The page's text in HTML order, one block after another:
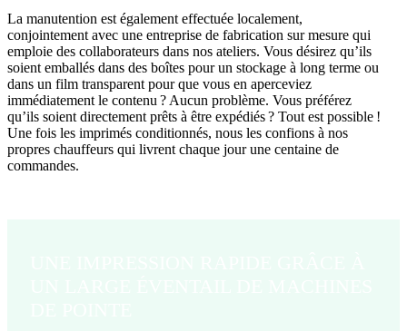
La manutention est également effectuée localement,
conjointement avec une entreprise de fabrication sur mesure qui
emploie des collaborateurs dans nos ateliers. Vous désirez qu’ils
soient emballés dans des boîtes pour un stockage à long terme ou
dans un film transparent pour que vous en aperceviez
immédiatement le contenu ? Aucun problème. Vous préférez
qu’ils soient directement prêts à être expédiés ? Tout est possible !
Une fois les imprimés conditionnés, nous les confions à nos
propres chauffeurs qui livrent chaque jour une centaine de
commandes.